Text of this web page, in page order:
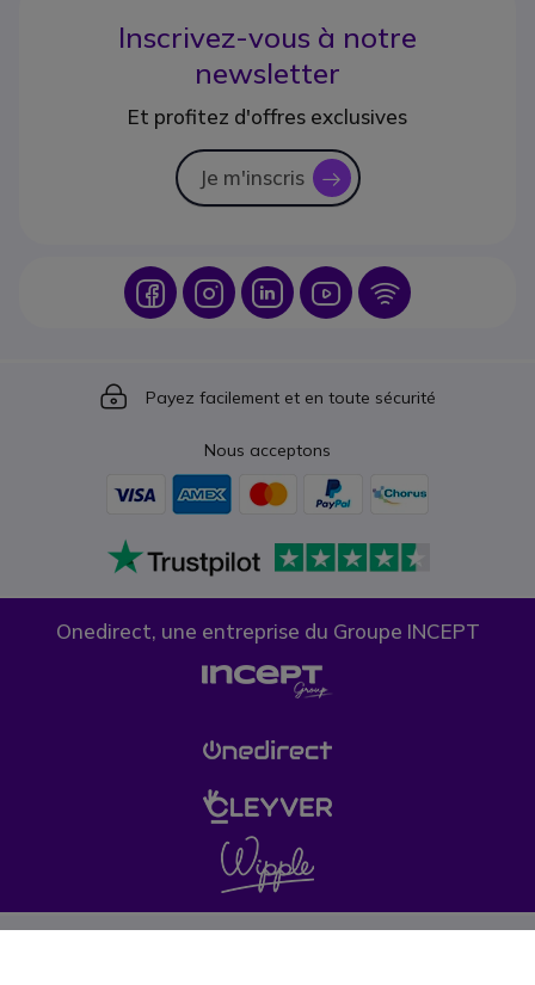
Inscrivez-vous à notre
newsletter
Et profitez d'offres exclusives
Je m'inscris icon
Icon IconIcon Icon Icon
Icon
Payez facilement et en toute sécurité
Nous acceptons
Onedirect, une entreprise du Groupe INCEPT